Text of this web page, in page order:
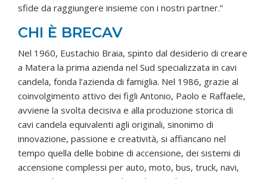
sfide da raggiungere insieme con i nostri partner.”
CHI È BRECAV
Nel 1960, Eustachio Braia, spinto dal desiderio di creare
a Matera la prima azienda nel Sud specializzata in cavi
candela, fonda l’azienda di famiglia. Nel 1986, grazie al
coinvolgimento attivo dei figli Antonio, Paolo e Raffaele,
avviene la svolta decisiva e alla produzione storica di
cavi candela equivalenti agli originali, sinonimo di
innovazione, passione e creatività, si affiancano nel
tempo quella delle bobine di accensione, dei sistemi di
accensione complessi per auto, moto, bus, truck, navi,